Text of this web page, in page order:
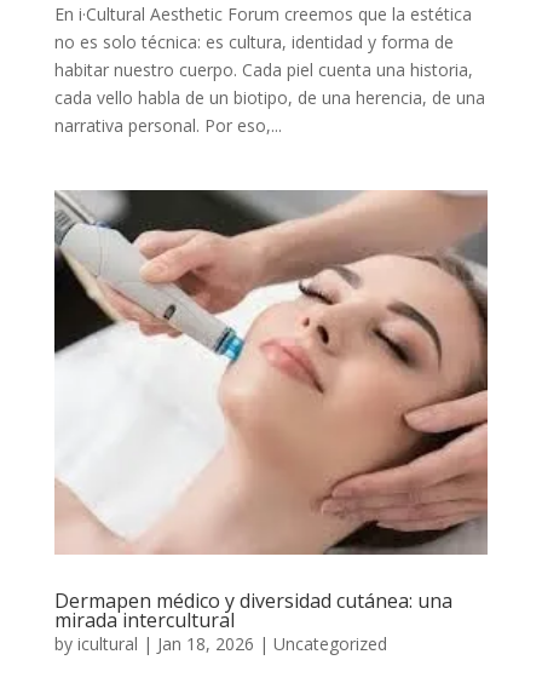
En i·Cultural Aesthetic Forum creemos que la estética
no es solo técnica: es cultura, identidad y forma de
habitar nuestro cuerpo. Cada piel cuenta una historia,
cada vello habla de un biotipo, de una herencia, de una
narrativa personal. Por eso,...
Dermapen médico y diversidad cutánea: una
mirada intercultural
by icultural | Jan 18, 2026 | Uncategorized